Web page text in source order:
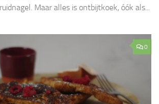
Maar alles is ontbijtkoek, óók als...
0